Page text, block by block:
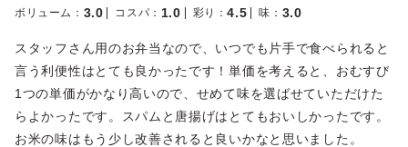
ボリューム ： 3.0 コスパ ： 1.0 彩り ：4.5 味 ： 3.0
スタッフさん用のお弁当なので、いつでも片手で食べられると
言う利便性はとても良かったです！単価を考えると、おむすび
1つの単価がかなり高いので、せめて味を選ばせていただけた
らよかったです。スパムと唐揚げはとてもおいしかったです。
お米の味はもう少し改善されると良いかなと思いました。